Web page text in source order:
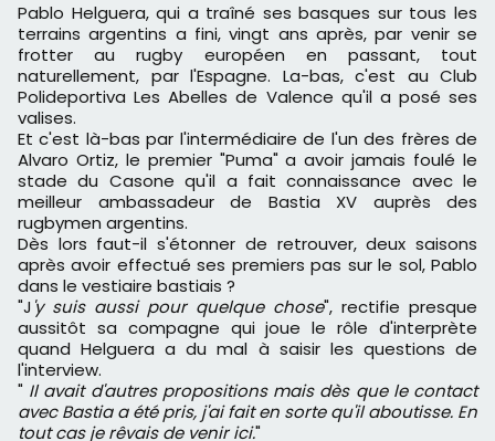
Pablo Helguera, qui a traîné ses basques sur tous les
terrains argentins a fini, vingt ans après, par venir se
frotter au rugby européen en passant, tout
naturellement, par l'Espagne. La-bas, c'est au Club
Polideportiva Les Abelles de Valence qu'il a posé ses
valises.
Et c'est là-bas par l'intermédiaire de l'un des frères de
Alvaro Ortiz, le premier "Puma" a avoir jamais foulé le
stade du Casone qu'il a fait connaissance avec le
meilleur ambassadeur de Bastia XV auprès des
rugbymen argentins.
Dès lors faut-il s'étonner de retrouver, deux saisons
après avoir effectué ses premiers pas sur le sol, Pablo
dans le vestiaire bastiais ?
"J 'y suis aussi pour quelque chose", rectifie presque
aussitôt sa compagne qui joue le rôle d'interprète
quand Helguera a du mal à saisir les questions de
l'interview.
" Il avait d'autres propositions mais dès que le contact
avec Bastia a été pris, j'ai fait en sorte qu'il aboutisse. En
tout cas je rêvais de venir ici."